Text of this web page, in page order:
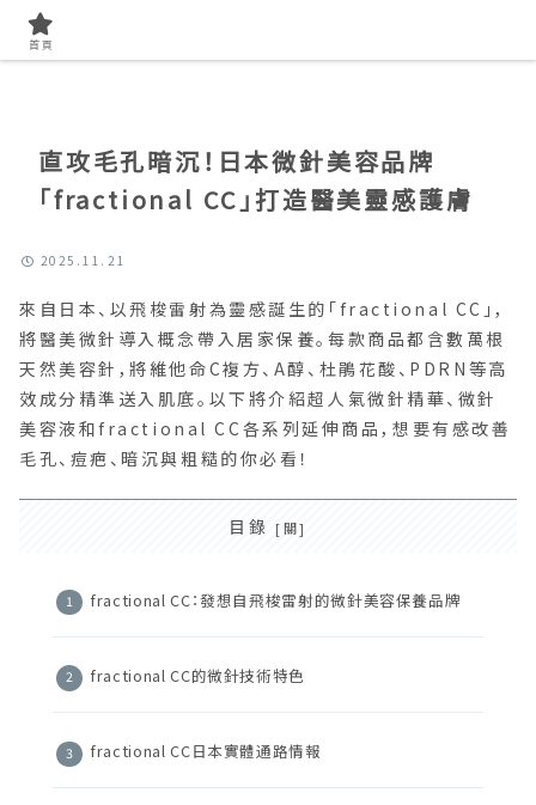
直攻毛孔暗沉！日本微針美容品牌
「fractional CC」打造醫美靈感護膚
2025.11.21
來自日本、以飛梭雷射為靈感誕生的「fractional CC」，
將醫美微針導入概念帶入居家保養。每款商品都含數萬根
天然美容針，將維他命C複方、A醇、杜鵑花酸、PDRN等高
效成分精準送入肌底。以下將介紹超人氣微針精華、微針
美容液和fractional CC各系列延伸商品，想要有感改善
毛孔、痘疤、暗沉與粗糙的你必看！
目錄
fractional CC：發想自飛梭雷射的微針美容保養品牌
fractional CC的微針技術特色
fractional CC日本實體通路情報
首頁